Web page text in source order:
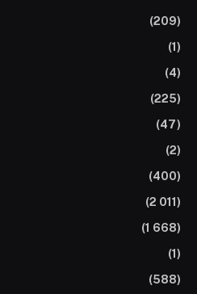
(209)
(1)
(4)
(225)
(47)
(2)
(400)
(2 011)
(1 668)
(1)
(588)